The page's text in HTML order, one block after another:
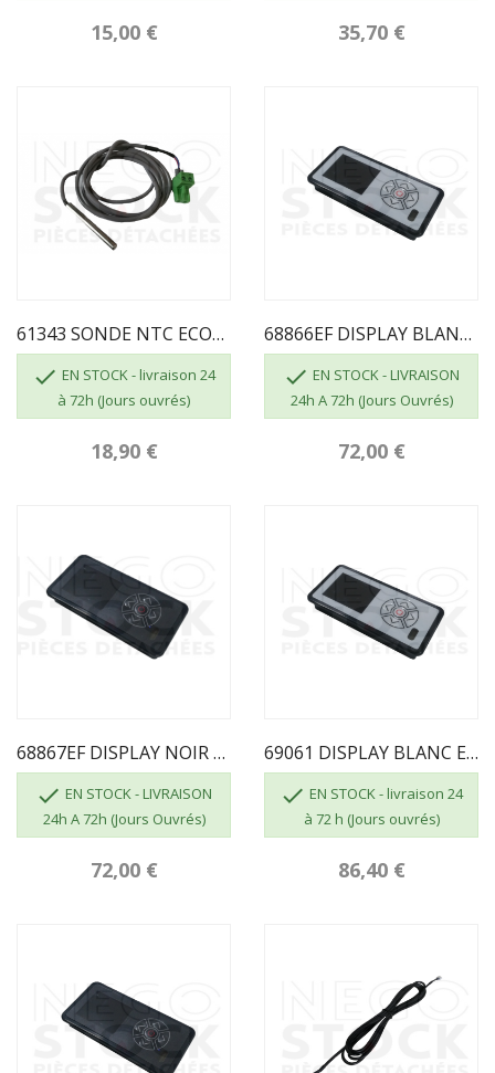
15,00 € 35,70 €
61343 SONDE NTC ECOFOREST
 EN STOCK - livraison 24
à 72h (Jours ouvrés)
18,90 €
68866EF DISPLAY BLANC Fonctions Complètes
 EN STOCK - LIVRAISON
24h A 72h (Jours Ouvrés)
72,00 €
68867EF DISPLAY NOIR ECOFOREST Fonctions Complètes
 EN STOCK - LIVRAISON
24h A 72h (Jours Ouvrés)
72,00 €
69061 DISPLAY BLANC ECOFOREST Fonctions Réduites
 EN STOCK - livraison 24
à 72 h (Jours ouvrés)
86,40 €